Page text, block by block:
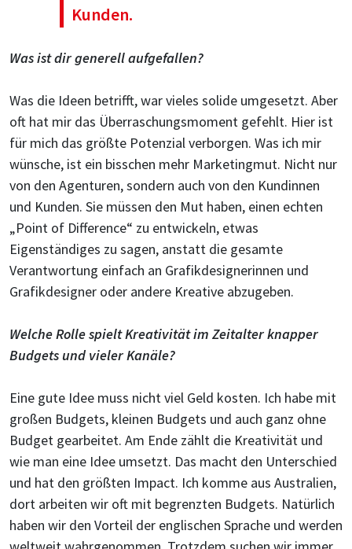
Kunden.
Was ist dir generell aufgefallen?
Was die Ideen betrifft, war vieles solide umgesetzt. Aber
oft hat mir das Überraschungsmoment gefehlt. Hier ist
für mich das größte Potenzial verborgen. Was ich mir
wünsche, ist ein bisschen mehr Marketingmut. Nicht nur
von den Agenturen, sondern auch von den Kundinnen
und Kunden. Sie müssen den Mut haben, einen echten
„Point of Difference“ zu entwickeln, etwas
Eigenständiges zu sagen, anstatt die gesamte
Verantwortung einfach an Grafikdesignerinnen und
Grafikdesigner oder andere Kreative abzugeben.
Welche Rolle spielt Kreativität im Zeitalter knapper
Budgets und vieler Kanäle?
Eine gute Idee muss nicht viel Geld kosten. Ich habe mit
großen Budgets, kleinen Budgets und auch ganz ohne
Budget gearbeitet. Am Ende zählt die Kreativität und
wie man eine Idee umsetzt. Das macht den Unterschied
und hat den größten Impact. Ich komme aus Australien,
dort arbeiten wir oft mit begrenzten Budgets. Natürlich
haben wir den Vorteil der englischen Sprache und werden